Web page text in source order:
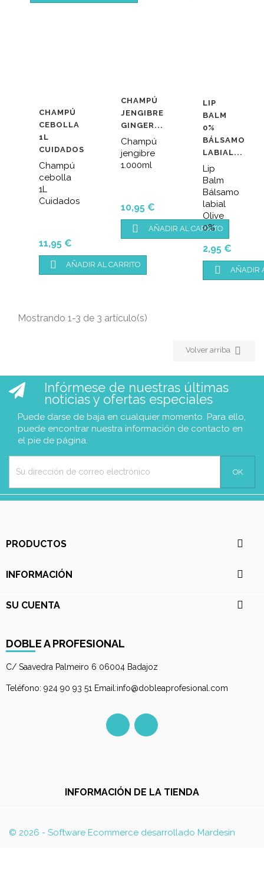
CHAMPÚ
CEBOLLA
1L
CUIDADOS
Champú
cebolla
1L
Cuidados
Precio
11,95 €
 AÑADIR AL CARRITO
CHAMPÚ
JENGIBRE
GINGER...
Champú
jengibre
1.000ml
Precio
10,95 €
 AÑADIR AL CARRITO
LIP
BALM
0%
BÁLSAMO
LABIAL...
Lip
Balm
Bálsamo
labial
Olive
0%
Precio
2,95 €
 AÑADIR
Mostrando 1-3 de 3 artículo(s)
Volver arriba 
Infórmese de nuestras últimas
noticias y ofertas especiales
Puede darse de baja en cualquier momento. Para ello,
puede encontrar nuestra información de contacto en
el pie de página.
PRODUCTOS 
INFORMACIÓN 
SU CUENTA 
DOBLE A PROFESIONAL
C/ Saavedra Palmeiro 6 06004 Badajoz
Teléfono: 924 90 93 51 Email:info@dobleaprofesional.com
FacebookInstagram
INFORMACIÓN DE LA TIENDA
© 2026 - Software Ecommerce desarrollado Mardesin